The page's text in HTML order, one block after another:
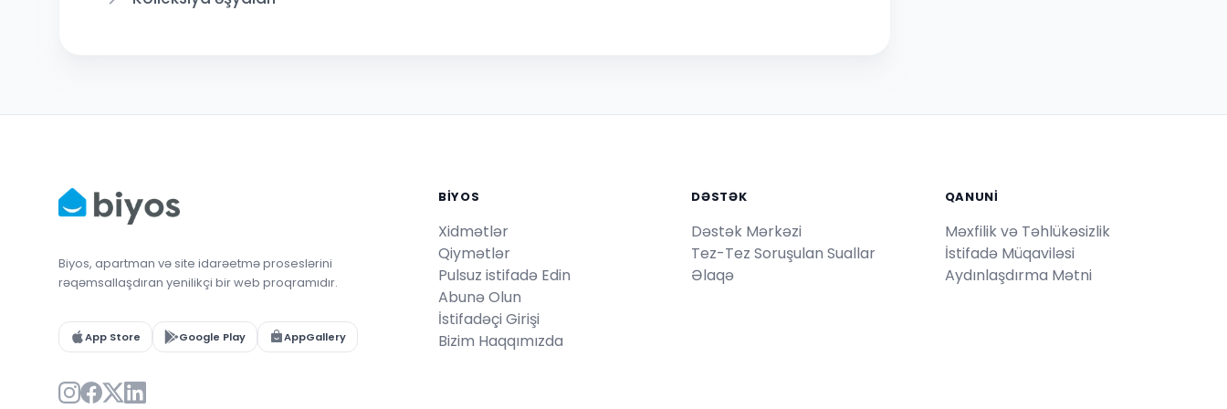
Biyos, apartman və site idarəetmə proseslərini
rəqəmsallaşdıran yenilikçi bir web proqramıdır.
App Store Google Play AppGallery
BİYOS
Xidmətlər
Qiymətlər
Pulsuz istifadə Edin
Abunə Olun
İstifadəçi Girişi
Bizim Haqqımızda
DƏSTƏK
Dəstək Mərkəzi
Tez-Tez Soruşulan Suallar
Əlaqə
QANUNI
Məxfilik və Təhlükəsizlik
İstifadə Müqaviləsi
Aydınlaşdırma Mətni